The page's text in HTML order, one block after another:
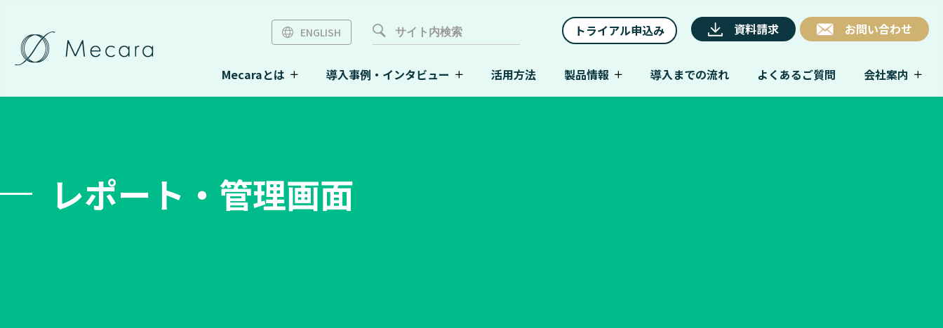
ENGLISH トライアル申込み 資料請求 お問い合わせ
Mecaraとは 導入事例・インタビュー 活用方法 製品情報 導入までの流れ よくあるご質問 会社案内
レポート・管理画面